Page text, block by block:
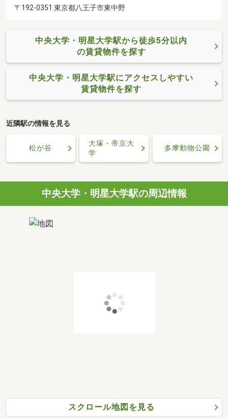
〒192-0351 東京都八王子市東中野
中央大学・明星大学駅から徒歩5分以内
の賃貸物件を探す
中央大学・明星大学駅にアクセスしやすい
賃貸物件を探す
近隣駅の情報を見る
松が谷
大塚・帝京大
学
多摩動物公園
中央大学・明星大学駅の周辺情報
スクロール地図を見る